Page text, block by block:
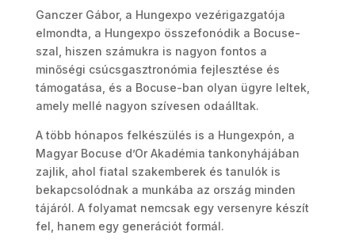
Ganczer Gábor, a Hungexpo vezérigazgatója
elmondta, a Hungexpo összefonódik a Bocuse-
szal, hiszen számukra is nagyon fontos a
minőségi csúcsgasztronómia fejlesztése és
támogatása, és a Bocuse-ban olyan ügyre leltek,
amely mellé nagyon szívesen odaálltak.
A több hónapos felkészülés is a Hungexpón, a
Magyar Bocuse d’Or Akadémia tankonyhájában
zajlik, ahol fiatal szakemberek és tanulók is
bekapcsolódnak a munkába az ország minden
tájáról. A folyamat nemcsak egy versenyre készít
fel, hanem egy generációt formál.